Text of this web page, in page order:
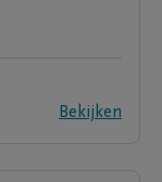
Bekijken